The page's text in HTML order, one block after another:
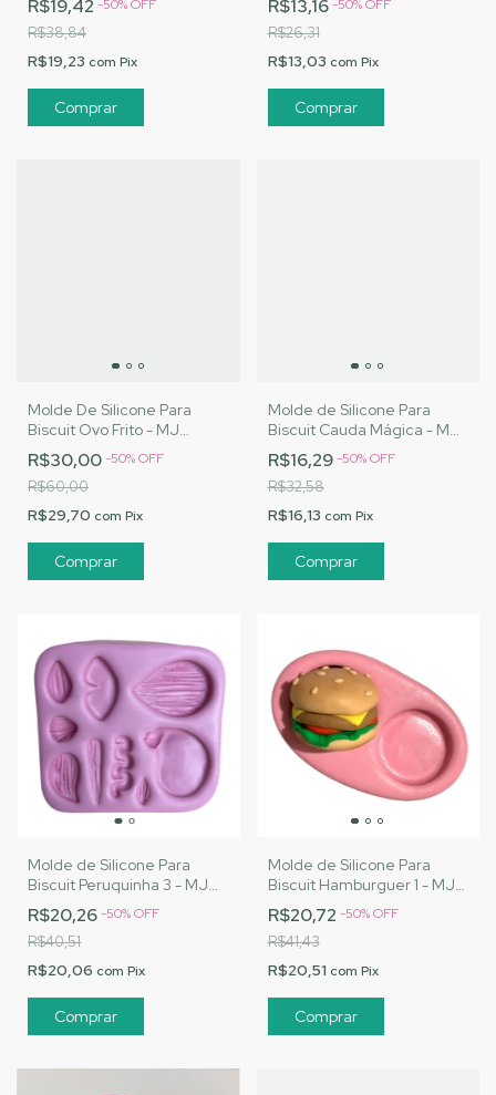
R$19,42 -50%OFF
R$38,84
R$19,23 com Pix
R$13,16-50%OFF
R$26,31
R$13,03 com Pix
Molde De Silicone Para
Biscuit Ovo Frito - MJ
Artesanatos |Cód. 3148
R$30,00-50%OFF
R$60,00
R$29,70 com Pix
Molde de Silicone Para
Biscuit Cauda Mágica - MJ
Artesanatos |Cód. 3132
R$16,29-50%OFF
R$32,58
R$16,13 com Pix
Molde de Silicone Para
Biscuit Peruquinha 3 - MJ
Artesanatos |Cód. 3147
R$20,26-50%OFF
R$40,51
R$20,06 com Pix
Molde de Silicone Para
Biscuit Hamburguer 1 - MJ
Artesanatos |Cód. 3151
R$20,72 -50%OFF
R$41,43
R$20,51 com Pix